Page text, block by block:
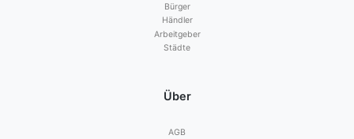
Bürger
Händler
Arbeitgeber
Städte
Über
AGB